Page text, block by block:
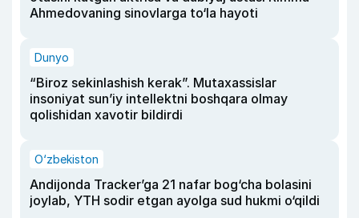
Ahmedovaning sinovlarga to‘la hayoti
Dunyo
“Biroz sekinlashish kerak”. Mutaxassislar
insoniyat sun’iy intellektni boshqara olmay
qolishidan xavotir bildirdi
O‘zbekiston
Andijonda Tracker’ga 21 nafar bog‘cha bolasini
joylab, YTH sodir etgan ayolga sud hukmi o‘qildi